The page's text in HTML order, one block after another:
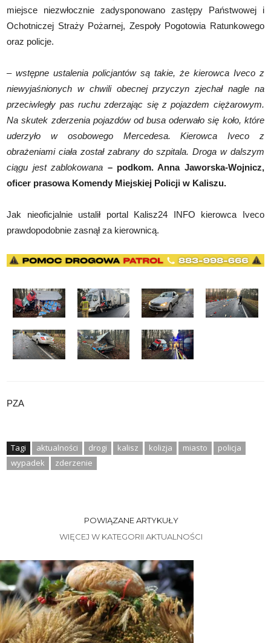
miejsce niezwłocznie zadysponowano zastępy Państwowej i
Ochotniczej Straży Pożarnej, Zespoły Pogotowia Ratunkowego
oraz policje.
– wstępne ustalenia policjantów są takie, że kierowca Iveco z
niewyjaśnionych w chwili obecnej przyczyn zjechał nagle na
przeciwległy pas ruchu zderzając się z pojazdem ciężarowym.
Na skutek zderzenia pojazdów od busa oderwało się koło, które
uderzyło w osobowego Mercedesa. Kierowca Iveco z
obrażeniami ciała został zabrany do szpitala. Droga w dalszym
ciągu jest zablokowana – podkom. Anna Jaworska-Wojnicz,
oficer prasowa Komendy Miejskiej Policji w Kaliszu.
Jak nieoficjalnie ustalił portal Kalisz24 INFO kierowca Iveco
prawdopodobnie zasnął za kierownicą.
PZA
Tagi aktualności drogi kalisz kolizja miasto
policja
wypadek
zderzenie
POWIĄZANE ARTYKUŁY
WIĘCEJ W KATEGORII AKTUALNOŚCI